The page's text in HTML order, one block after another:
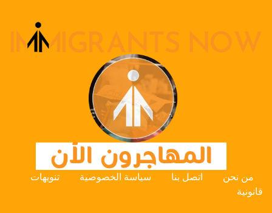
من نحن اتصل بنا سياسة الخصوصية
تنويهات
قانونية